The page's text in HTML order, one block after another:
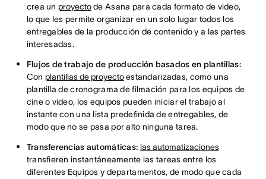
crea un proyectode Asana para cada formato de video,
lo que les permite organizar en un solo lugar todos los
entregables de la producción de contenido y a las partes
interesadas.
Flujos de trabajo de producción basados en plantillas:
Con plantillas de proyectoestandarizadas, como una
plantilla de cronograma de filmación para los equipos de
cine o video, los equipos pueden iniciar el trabajo al
instante con una lista predefinida de entregables, de
modo que no se pasa por alto ninguna tarea.
Transferencias automáticas: las automatizaciones
transfieren instantáneamente las tareas entre los
diferentes Equipos y departamentos, de modo que cada